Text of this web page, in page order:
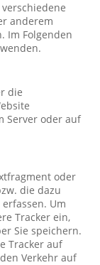
anderem
Im Folgenden
die
Server oder auf
oder
die dazu
Um
Tracker ein,
Sie speichern.
Tracker auf
Verkehr auf